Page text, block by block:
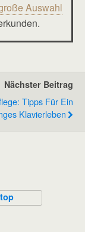
Auswahl
Nächster Beitrag
Tipps Für Ein
Klavierleben